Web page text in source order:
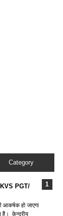
Category
PGT/
हो जाएगा
हैं। केन्द्रीय